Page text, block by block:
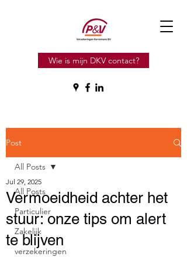
Wie is mijn DKV contact?
Post
All Posts
Particulier
Zakelijk
verzekeringen
All Posts
Vermoeidheid achter het
stuur: onze tips om alert
te blijven
Jul 29, 2025